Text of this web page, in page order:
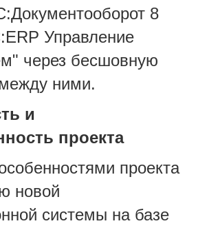
8
Управление
через бесшовную
ними.
и
проекта
проекта
новой
системы на базе